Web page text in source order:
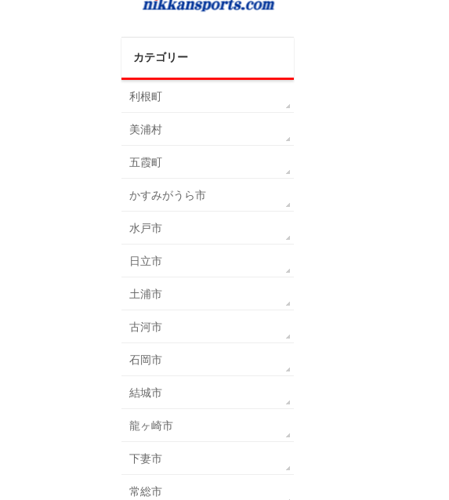
カテゴリー
利根町
美浦村
五霞町
かすみがうら市
水戸市
日立市
土浦市
古河市
石岡市
結城市
龍ヶ崎市
下妻市
常総市